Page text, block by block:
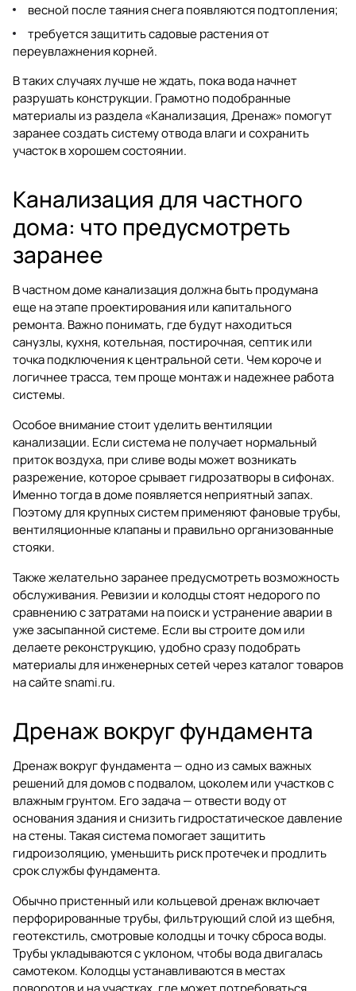
весной после таяния снега появляются подтопления;
требуется защитить садовые растения от
переувлажнения корней.
В таких случаях лучше не ждать, пока вода начнет
разрушать конструкции. Грамотно подобранные
материалы из раздела«Канализация, Дренаж» помогут
заранее создать систему отвода влаги и сохранить
участок в хорошем состоянии.
Канализация для частного
дома: что предусмотреть
заранее
В частном доме канализация должна быть продумана
еще на этапе проектирования или капитального
ремонта. Важно понимать, где будут находиться
санузлы, кухня, котельная, постирочная, септик или
точка подключения к центральной сети. Чем короче и
логичнее трасса, тем проще монтаж и надежнее работа
системы.
Особое внимание стоит уделить вентиляции
канализации. Если система не получает нормальный
приток воздуха, при сливе воды может возникать
разрежение, которое срывает гидрозатворы в сифонах.
Именно тогда в доме появляется неприятный запах.
Поэтому для крупных систем применяют фановые трубы,
вентиляционные клапаны и правильно организованные
стояки.
Также желательно заранее предусмотреть возможность
обслуживания. Ревизии и колодцы стоят недорого по
сравнению с затратами на поиск и устранение аварии в
уже засыпанной системе. Если вы строите дом или
делаете реконструкцию, удобно сразу подобрать
материалы для инженерных сетей через каталогтоваров
на сайте snami.ru.
Дренаж вокруг фундамента
Дренаж вокруг фундамента — одно из самых важных
решений для домов с подвалом, цоколем или участков с
влажным грунтом. Его задача — отвести воду от
основания здания и снизить гидростатическое давление
на стены. Такая система помогает защитить
гидроизоляцию, уменьшить риск протечек и продлить
срок службы фундамента.
Обычно пристенный или кольцевой дренаж включает
перфорированные трубы, фильтрующий слой из щебня,
геотекстиль, смотровые колодцы и точку сброса воды.
Трубы укладываются с уклоном, чтобы вода двигалась
самотеком. Колодцы устанавливаются в местах